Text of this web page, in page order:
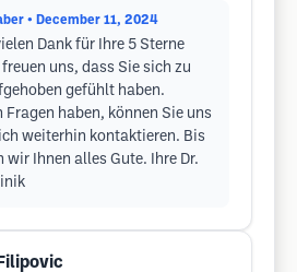
• December 11, 2024
Dank für Ihre 5 Sterne
uns, dass Sie sich zu
gefühlt haben.
Fragen haben, können Sie uns
weiterhin kontaktieren. Bis
wir Ihnen alles Gute. Ihre Dr.